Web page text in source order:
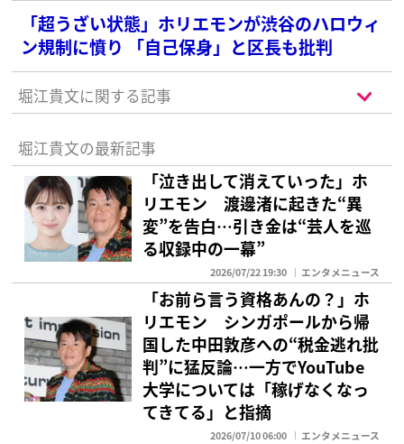
「超うざい状態」ホリエモンが渋谷のハロウィ
ン規制に憤り 「自己保身」と区長も批判
堀江貴文に関する記事
堀江貴文の最新記事
「泣き出して消えていった」ホ
リエモン 渡邊渚に起きた“異
変”を告白…引き金は“芸人を巡
る収録中の一幕”
2026/07/22 19:30 エンタメニュース
「お前ら言う資格あんの？」ホ
リエモン シンガポールから帰
国した中田敦彦への“税金逃れ批
判”に猛反論…一方でYouTube
大学については「稼げなくなっ
てきてる」と指摘
2026/07/10 06:00 エンタメニュース